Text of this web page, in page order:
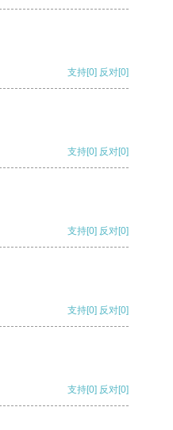
支持[0] 反对[0]
支持[0] 反对[0]
支持[0] 反对[0]
支持[0] 反对[0]
支持[0] 反对[0]